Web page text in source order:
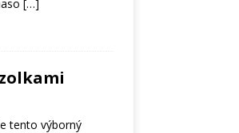
[…]
tento výborný